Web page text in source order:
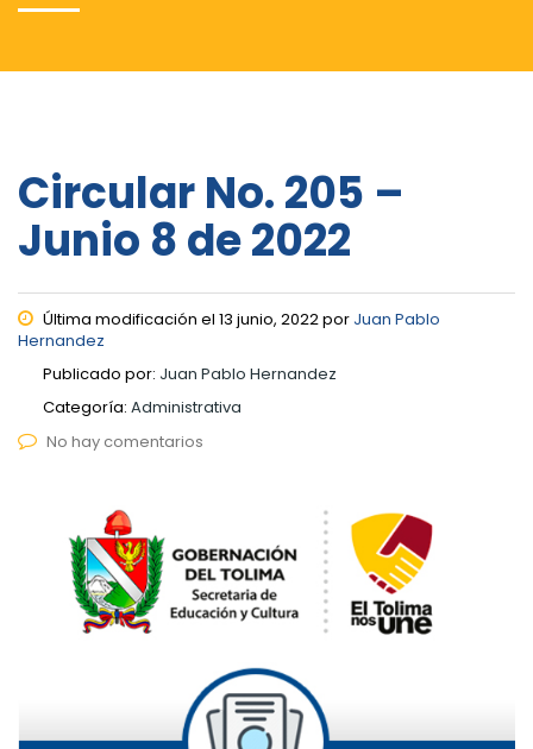
Circular No. 205 –
Junio 8 de 2022
Última modificación el 13 junio, 2022 por Juan Pablo
Hernandez
Publicado por: Juan Pablo Hernandez
Categoría: Administrativa
No hay comentarios